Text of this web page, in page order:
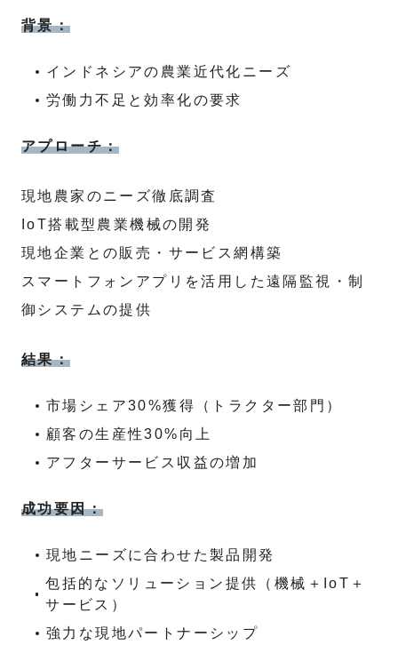
背景：
インドネシアの農業近代化ニーズ
労働力不足と効率化の要求
アプローチ：
現地農家のニーズ徹底調査
IoT搭載型農業機械の開発
現地企業との販売・サービス網構築
スマートフォンアプリを活用した遠隔監視・制
御システムの提供
結果：
市場シェア30%獲得（トラクター部門）
顧客の生産性30%向上
アフターサービス収益の増加
成功要因：
現地ニーズに合わせた製品開発
包括的なソリューション提供（機械＋IoT＋
サービス）
強力な現地パートナーシップ